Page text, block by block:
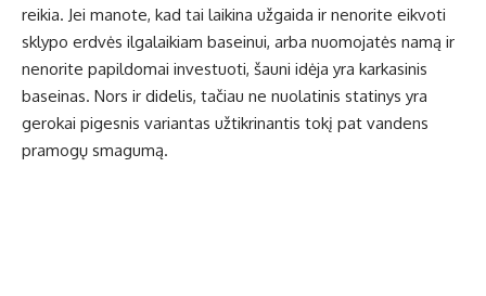
reikia. Jei manote, kad tai laikina užgaida ir nenorite eikvoti
sklypo erdvės ilgalaikiam baseinui, arba nuomojatės namą ir
nenorite papildomai investuoti, šauni idėja yra karkasinis
baseinas. Nors ir didelis, tačiau ne nuolatinis statinys yra
gerokai pigesnis variantas užtikrinantis tokį pat vandens
pramogų smagumą.